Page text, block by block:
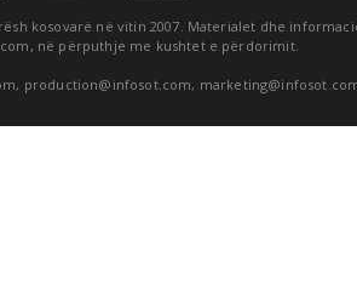
kosovarë në vitin 2007. Materialet dhe
në përputhje me kushtet e përdorimit.
, production@infosot.com,